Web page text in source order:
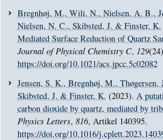
Bregnhøj, M., Wili, N., Nielsen, A. B.,
Nielsen, N. C., Skibsted, J. & Finster, K.
Mediated Surface Reduction of Quartz
Journal of Physical Chemistry C, 129
https://doi.org/10.1021/acs.jpcc.5c02082
Jensen, S. K., Bregnhøj, M., Thøgersen,
Skibsted, J. & Finster, K. (2023). A
carbon dioxide by quartz, mediated by
Physics Letters, 816, Artikel 140395.
https://doi.org/10.1016/